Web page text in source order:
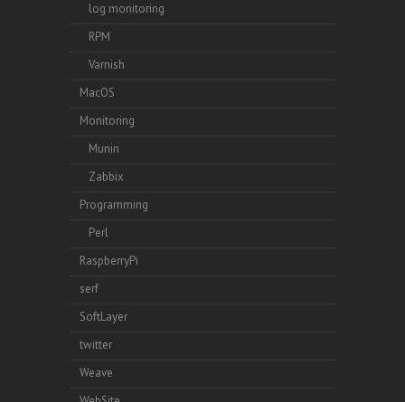
log monitoring
RPM
Varnish
MacOS
Monitoring
Munin
Zabbix
Programming
Perl
RaspberryPi
serf
SoftLayer
twitter
Weave